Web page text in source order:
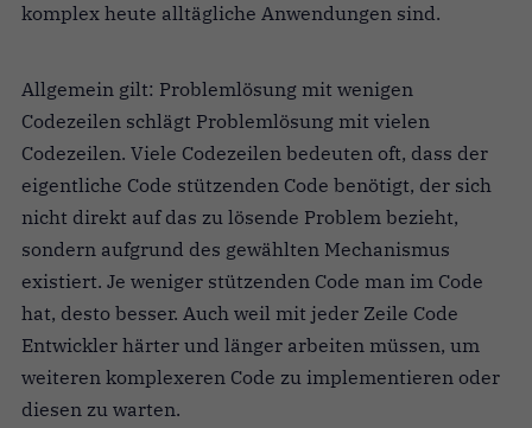
komplex heute alltägliche Anwendungen sind.
Allgemein gilt: Problemlösung mit wenigen
Codezeilen schlägt Problemlösung mit vielen
Codezeilen. Viele Codezeilen bedeuten oft, dass der
eigentliche Code stützenden Code benötigt, der sich
nicht direkt auf das zu lösende Problem bezieht,
sondern aufgrund des gewählten Mechanismus
existiert. Je weniger stützenden Code man im Code
hat, desto besser. Auch weil mit jeder Zeile Code
Entwickler härter und länger arbeiten müssen, um
weiteren komplexeren Code zu implementieren oder
diesen zu warten.